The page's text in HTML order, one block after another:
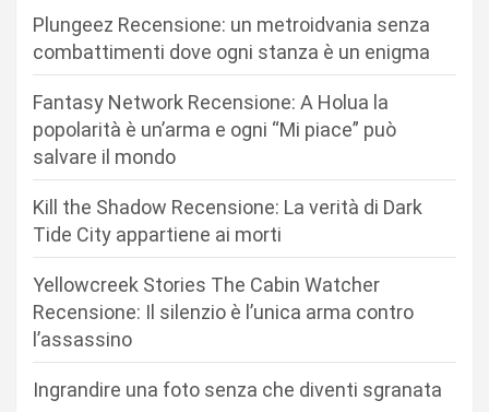
Plungeez Recensione: un metroidvania senza
combattimenti dove ogni stanza è un enigma
Fantasy Network Recensione: A Holua la
popolarità è un’arma e ogni “Mi piace” può
salvare il mondo
Kill the Shadow Recensione: La verità di Dark
Tide City appartiene ai morti
Yellowcreek Stories The Cabin Watcher
Recensione: Il silenzio è l’unica arma contro
l’assassino
Ingrandire una foto senza che diventi sgranata